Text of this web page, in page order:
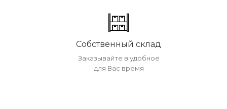
Собственный склад
Заказывайте в удобное
для Вас время